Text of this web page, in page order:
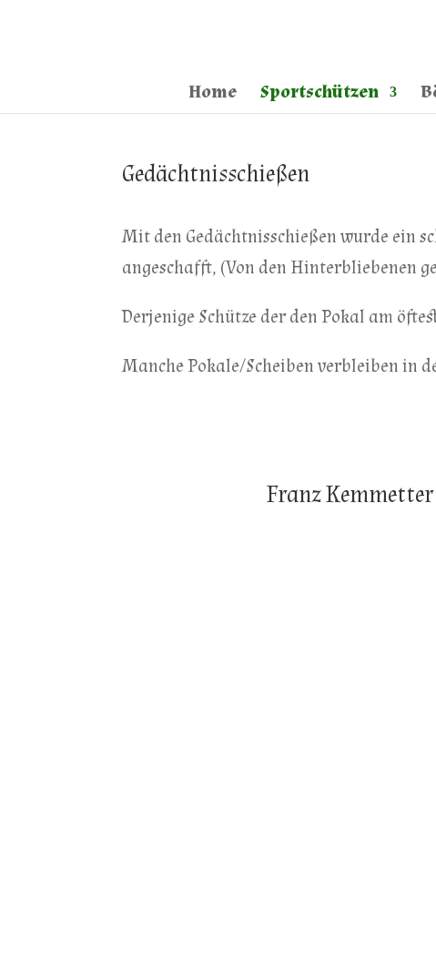
Home Sportschützen
Gedächtnisschießen
Mit den Gedächtnisschießen wurde ein
angeschafft, (Von den Hinterbliebenen
Derjenige Schütze der den Pokal am
Manche Pokale/Scheiben verbleiben in
Franz